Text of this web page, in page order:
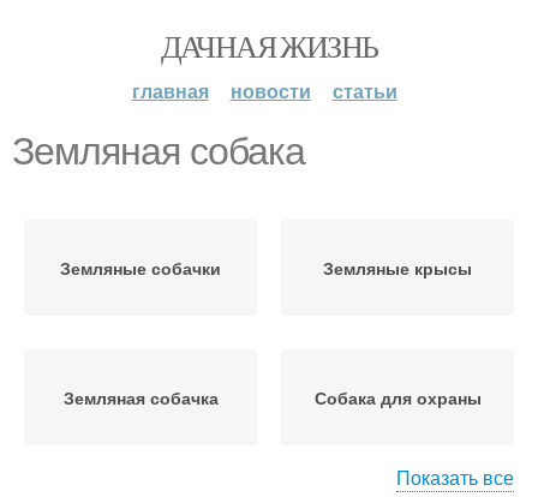
ДАЧНАЯ ЖИЗНЬ
главная новости статьи
Земляная собака
Земляные собачки Земляные крысы
Земляная собачка Собака для охраны
Показать все